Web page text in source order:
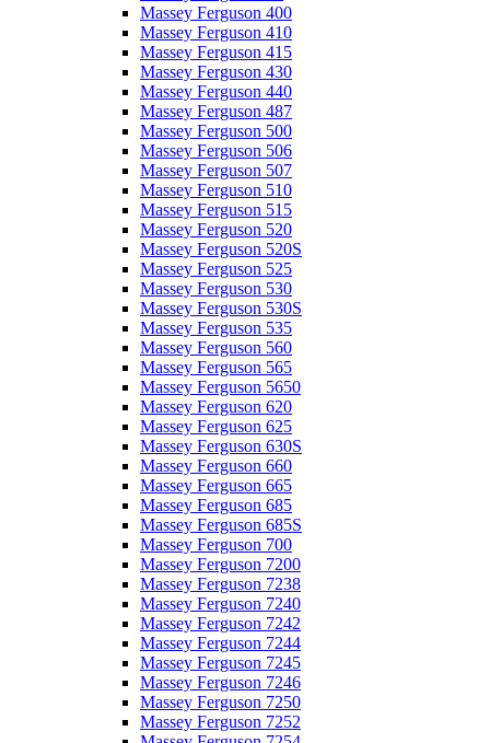
Massey Ferguson 400
Massey Ferguson 410
Massey Ferguson 415
Massey Ferguson 430
Massey Ferguson 440
Massey Ferguson 487
Massey Ferguson 500
Massey Ferguson 506
Massey Ferguson 507
Massey Ferguson 510
Massey Ferguson 515
Massey Ferguson 520
Massey Ferguson 520S
Massey Ferguson 525
Massey Ferguson 530
Massey Ferguson 530S
Massey Ferguson 535
Massey Ferguson 560
Massey Ferguson 565
Massey Ferguson 5650
Massey Ferguson 620
Massey Ferguson 625
Massey Ferguson 630S
Massey Ferguson 660
Massey Ferguson 665
Massey Ferguson 685
Massey Ferguson 685S
Massey Ferguson 700
Massey Ferguson 7200
Massey Ferguson 7238
Massey Ferguson 7240
Massey Ferguson 7242
Massey Ferguson 7244
Massey Ferguson 7245
Massey Ferguson 7246
Massey Ferguson 7250
Massey Ferguson 7252